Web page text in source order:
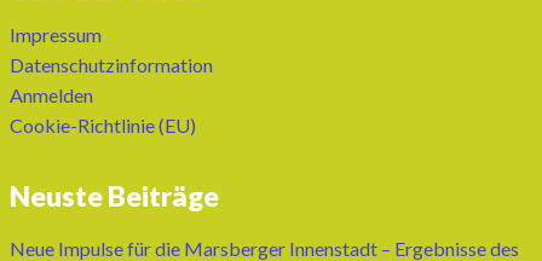
Impressum
Datenschutzinformation
Anmelden
Cookie-Richtlinie (EU)
Neuste Beiträge
Neue Impulse für die Marsberger Innenstadt – Ergebnisse des